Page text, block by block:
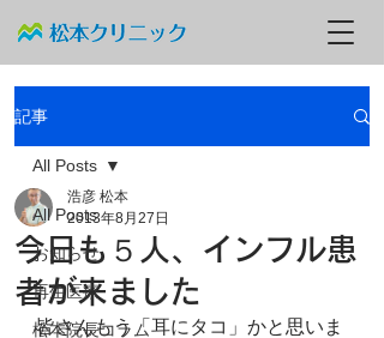
記事
All Posts
お知らせ
再生医療
松本院長コラム
All Posts
今日も５人、インフル患
者が来ました
浩彦 松本
2013年8月27日
皆さんもう「耳にタコ」かと思いま